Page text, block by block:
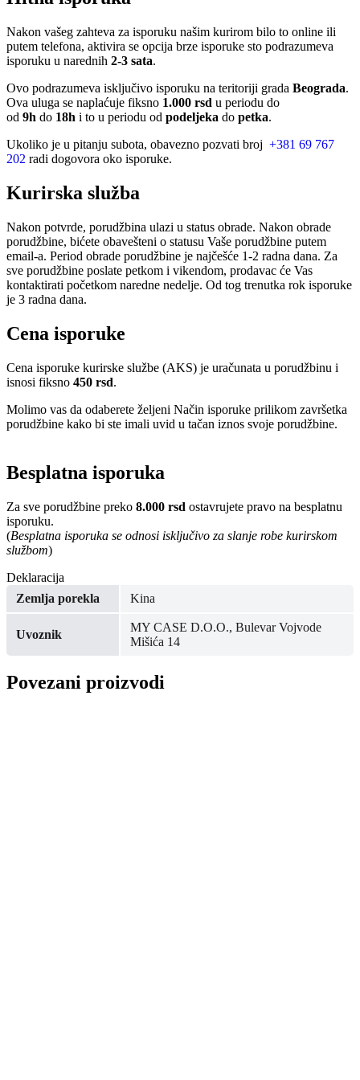
Nakon vašeg zahteva za isporuku našim kurirom bilo to online ili
putem telefona, aktivira se opcija brze isporuke sto podrazumeva
isporuku u narednih 2-3 sata.
Ovo podrazumeva isključivo isporuku na teritoriji grada Beograda.
Ova uluga se naplaćuje fiksno 1.000 rsd u periodu do
od 9h do 18h i to u periodu od podeljeka do petka.
Ukoliko je u pitanju subota, obavezno pozvati broj +381 69 767
202 radi dogovora oko isporuke.
Kurirska služba
Nakon potvrde, porudžbina ulazi u status obrade. Nakon obrade
porudžbine, bićete obavešteni o statusu Vaše porudžbine putem
email-a. Period obrade porudžbine je najčešće 1-2 radna dana. Za
sve porudžbine poslate petkom i vikendom, prodavac će Vas
kontaktirati početkom naredne nedelje. Od tog trenutka rok isporuke
je 3 radna dana.
Cena isporuke
Cena isporuke kurirske službe (AKS) je uračunata u porudžbinu i
isnosi fiksno 450 rsd.
Molimo vas da odaberete željeni Način isporuke prilikom završetka
porudžbine kako bi ste imali uvid u tačan iznos svoje porudžbine.
Besplatna isporuka
Za sve porudžbine preko 8.000 rsd ostavrujete pravo na besplatnu
isporuku.
(Besplatna isporuka se odnosi isključivo za slanje robe kurirskom
službom)
Deklaracija
Zemlja porekla
Kina
Uvoznik
MY CASE D.O.O., Bulevar Vojvode
Mišića 14
Povezani proizvodi